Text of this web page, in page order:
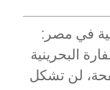
في مصر:
البحرينية
لن تشكل